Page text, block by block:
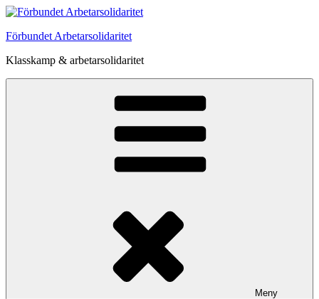
Hoppa
innehåll
Förbundet Arbetarsolidaritet
Klasskamp & arbetarsolidaritet
Meny